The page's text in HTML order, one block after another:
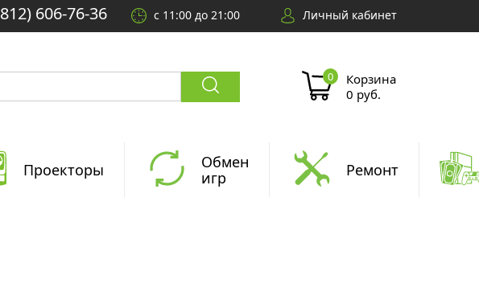
606-76-36 с 11:00 до 21:00 Личный кабинет
Корзина
0 руб.
Проекторы
Обмен
игр
Ремонт